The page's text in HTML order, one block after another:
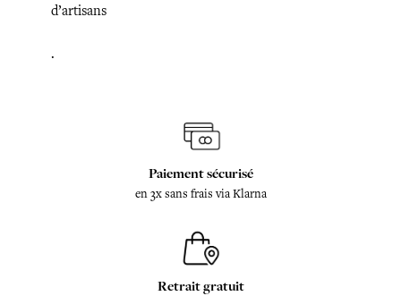
d’artisans
.
Paiement sécurisé
en 3x sans frais via Klarna
Retrait gratuit